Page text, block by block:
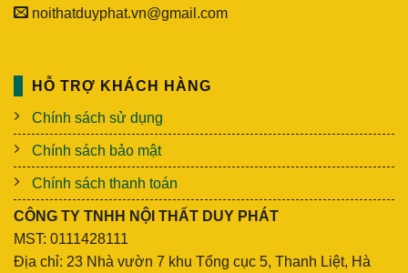
noithatduyphat.vn@gmail.com
HỖ TRỢ KHÁCH HÀNG
Chính sách sử dụng
Chính sách bảo mật
Chính sách thanh toán
CÔNG TY TNHH NỘI THẤT DUY PHÁT
MST: 0111428111
Địa chỉ: 23 Nhà vườn 7 khu Tổng cục 5, Thanh Liệt, Hà